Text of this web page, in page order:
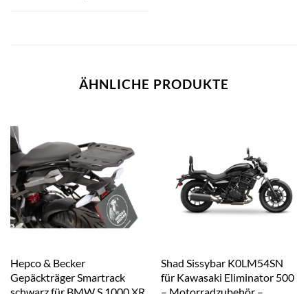
ÄHNLICHE PRODUKTE
Hepco & Becker
Gepäckträger Smartrack
Shad Sissybar K0LM54SN
für Kawasaki Eliminator 500